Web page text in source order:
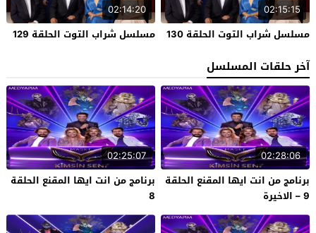
02:15:15
مسلسل شراب التوت الحلقة 130
02:14:20
مسلسل شراب التوت الحلقة 129
آخر حلقات المسلسل
02:28:06
برنامج من انت ايها المقنع الحلقة
9 – الاخيرة
02:25:07
برنامج من انت ايها المقنع الحلقة
8